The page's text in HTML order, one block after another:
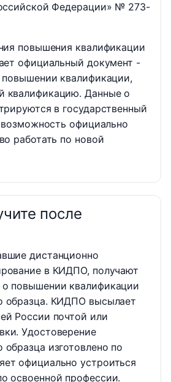
Федерации» № 273-
повышения квалификации
официальный документ -
повышении квалификации,
квалификацию. Данные о
в государственный
официально
работать по новой
после
дистанционно
в КИДПО, получают
о повышении квалификации
образца. КИДПО высылает
России почтой или
Удостоверение
образца изготовлено по
официально устроиться
освоенной профессии.